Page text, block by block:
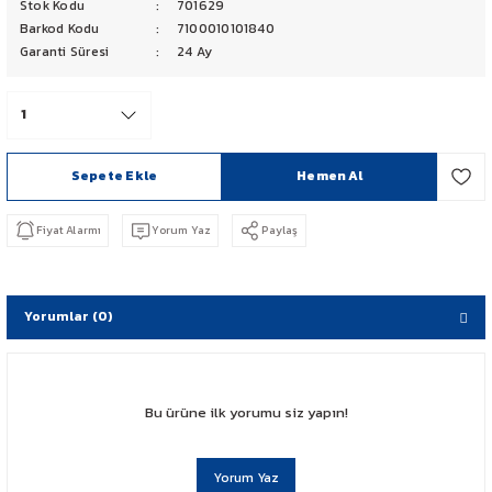
PCX 125-150
CBR 250
CRF 250 RALLY
NX 500
Stok Kodu
701629
Barkod Kodu
7100010101840
Garanti Süresi
24 Ay
Sepete Ekle Hemen Al
Fiyat Alarmı Yorum Yaz Paylaş
Yorumlar (0)
Bu ürüne ilk yorumu siz yapın!
Yorum Yaz